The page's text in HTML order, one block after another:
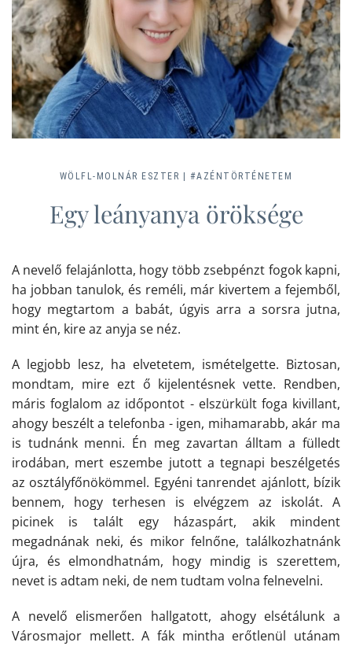
WÖLFL-MOLNÁR ESZTER | #AZÉNTÖRTÉNETEM
Egy leányanya öröksége
A nevelő felajánlotta, hogy több zsebpénzt fogok kapni,
ha jobban tanulok, és reméli, már kivertem a fejemből,
hogy megtartom a babát, úgyis arra a sorsra jutna,
mint én, kire az anyja se néz.
A legjobb lesz, ha elvetetem, ismételgette. Biztosan,
mondtam, mire ezt ő kijelentésnek vette. Rendben,
máris foglalom az időpontot - elszürkült foga kivillant,
ahogy beszélt a telefonba - igen, mihamarabb, akár ma
is tudnánk menni. Én meg zavartan álltam a fülledt
irodában, mert eszembe jutott a tegnapi beszélgetés
az osztályfőnökömmel. Egyéni tanrendet ajánlott, bízik
bennem, hogy terhesen is elvégzem az iskolát. A
picinek is talált egy házaspárt, akik mindent
megadnának neki, és mikor felnőne, találkozhatnánk
újra, és elmondhatnám, hogy mindig is szerettem,
nevet is adtam neki, de nem tudtam volna felnevelni.
A nevelő elismerően hallgatott, ahogy elsétálunk a
Városmajor mellett. A fák mintha erőtlenül utánam